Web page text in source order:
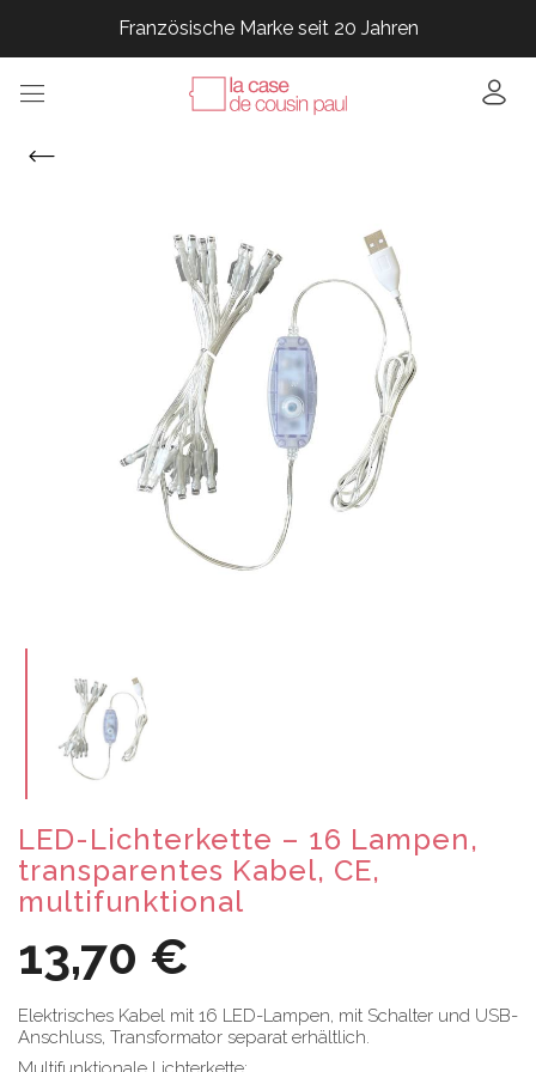
Französische Marke seit 20 Jahren
Französische Marke seit 20 Jahren
Französische Marke seit 20 Jahren
LED-Lichterkette – 16 Lampen,
transparentes Kabel, CE,
multifunktional
13,70 €
Elektrisches Kabel mit 16 LED-Lampen, mit Schalter und USB-
Anschluss, Transformator separat erhältlich.